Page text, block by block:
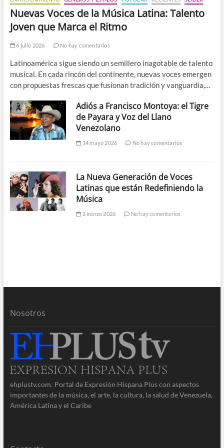
Nuevas Voces de la Música Latina: Talento
Joven que Marca el Ritmo
6 julio 2026 No hay comentarios
Latinoamérica sigue siendo un semillero inagotable de talento
musical. En cada rincón del continente, nuevas voces emergen
con propuestas frescas que fusionan tradición y vanguardia,…
Adiós a Francisco Montoya: el Tigre
de Payara y Voz del Llano
Venezolano
14 mayo 2026 No hay comentarios
La Nueva Generación de Voces
Latinas que están Redefiniendo la
Música
2 marzo 2026 No hay comentarios
Nosotros
ehplustv.com: Portal de Expresión Hispana Plus con aspectos
importantes de la música, el arte, la cultura, la salud de Venezuela,
América Latina y el Caribe